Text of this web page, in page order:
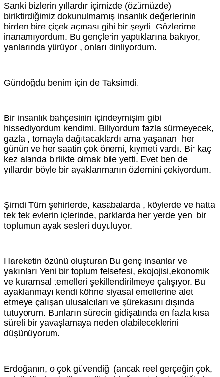
Sanki bizlerin yıllardır içimizde (özümüzde)
biriktirdiğimiz dokunulmamış insanlık değerlerinin
birden bire çiçek açması gibi bir şeydi. Gözlerime
inanamıyordum. Bu gençlerin yaptıklarına bakıyor,
yanlarında yürüyor , onları dinliyordum.
Gündoğdu benim için de Taksimdi.
Bir insanlık bahçesinin içindeymişim gibi
hissediyordum kendimi. Biliyordum fazla sürmeyecek,
gazla , tomayla dağıtacaklardı ama yaşanan her
günün ve her saatin çok önemi, kıymeti vardı. Bir kaç
kez alanda birlikte olmak bile yetti. Evet ben de
yıllardır böyle bir ayaklanmanın özlemini çekiyordum.
Şimdi Tüm şehirlerde, kasabalarda , köylerde ve hatta
tek tek evlerin içlerinde, parklarda her yerde yeni bir
toplumun ayak sesleri duyuluyor.
Hareketin özünü oluşturan Bu genç insanlar ve
yakınları Yeni bir toplum felsefesi, ekojojisi,ekonomik
ve kuramsal temelleri şekillendirilmeye çalışıyor. Bu
ayaklanmayı kendi köhne siyasal emellerine alet
etmeye çalışan ulusalcıları ve şürekasını dışında
tutuyorum. Bunların sürecin gidişatında en fazla kısa
süreli bir yavaşlamaya neden olabileceklerini
düşünüyorum.
Erdoğanın, o çok güvendiği (ancak reel gerçeğin çok,